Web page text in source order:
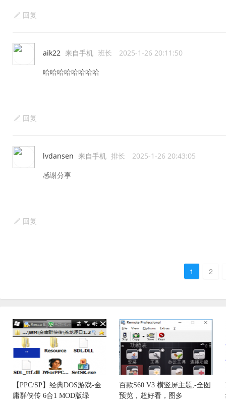
回复
aik22 来自手机 班长 2025-1-26 20:11:50
哈哈哈哈哈哈哈哈
回复
lvdansen 来自手机 排长 2025-1-26 20:43:05
感谢分享
回复
1 2
【PPC/SP】经典DOS游戏-金
庸群侠传 6合1 MOD版绿
百款S60 V3 横竖屏主题,-全图
预览，超好看，图多